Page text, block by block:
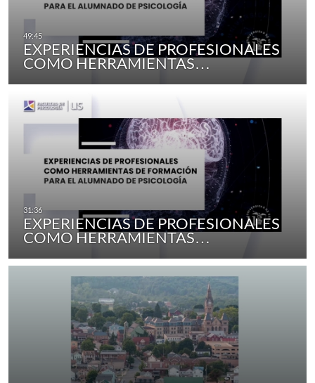
EXPERIENCIAS DE PROFESIONALES
COMO HERRAMIENTAS…
EXPERIENCIAS DE PROFESIONALES
COMO HERRAMIENTAS…